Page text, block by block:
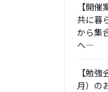
【開
共に暮
から集
へ―
【勉
月）の